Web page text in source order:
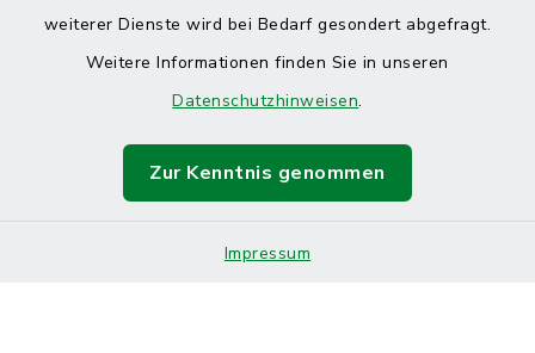
weiterer Dienste wird bei Bedarf gesondert abgefragt.
Weitere Informationen finden Sie in unseren
Datenschutzhinweisen.
Zur Kenntnis genommen
Impressum
Barrierefreiheit
Sitemap